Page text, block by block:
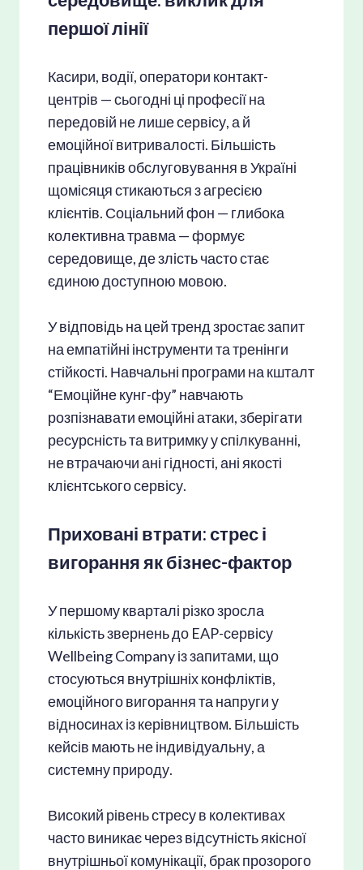
першої лінії
Касири, водії, оператори контакт-
центрів — сьогодні ці професії на
передовій не лише сервісу, а й
емоційної витривалості. Більшість
працівників обслуговування в Україні
щомісяця стикаються з агресією
клієнтів. Соціальний фон — глибока
колективна травма — формує
середовище, де злість часто стає
єдиною доступною мовою.
У відповідь на цей тренд зростає запит
на емпатійні інструменти та тренінги
стійкості. Навчальні програми на кшталт
“Емоційне кунг-фу” навчають
розпізнавати емоційні атаки, зберігати
ресурсність та витримку у спілкуванні,
не втрачаючи ані гідності, ані якості
клієнтського сервісу.
Приховані втрати: стрес і
вигорання як бізнес-фактор
У першому кварталі різко зросла
кількість звернень до EAP-сервісу
Wellbeing Company із запитами, що
стосуються внутрішніх конфліктів,
емоційного вигорання та напруги у
відносинах із керівництвом. Більшість
кейсів мають не індивідуальну, а
системну природу.
Високий рівень стресу в колективах
часто виникає через відсутність якісної
внутрішньої комунікації, брак прозорого